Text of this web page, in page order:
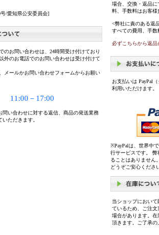
号/愛知県公安委員会]
のお問い合わせは、24時間受け付けており
外のお電話でのお問い合わせは受け付けて
メールかお問い合わせフォームからお願い
11:00－17:00
問い合わせに対する返信、商品の発送業務
ただきます。
場合、交換・返品
料、手数料はお客
<弊社に責のある返
すべての費用、手
必ずこちらから返
お支払いは PayPal
利用いただけます。
※PayPalは、世界中
行サービスです。
ることはありません
どうぞご安心くださ
当ショップにおい
ているため、ご注
場合があります。
頂きます。ご了承